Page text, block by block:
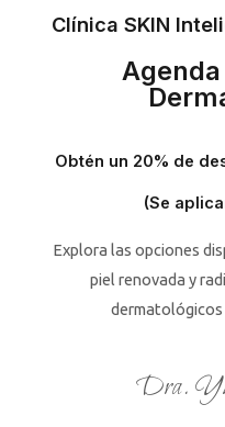
Clínica SKIN
Obtén un 20% de
(Se
Explora las opciones
piel renovada y
Dra.